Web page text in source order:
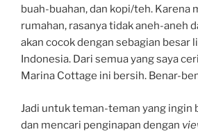
buah-buahan, dan kopi/teh. Karena
rumahan, rasanya tidak aneh-aneh
akan cocok dengan sebagian besar
Indonesia. Dari semua yang saya
Marina Cottage ini bersih. Benar-
Jadi untuk teman-teman yang ingin
dan mencari penginapan dengan